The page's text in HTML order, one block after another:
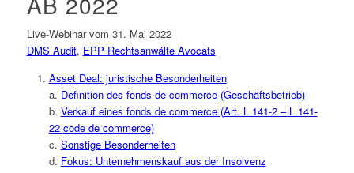
Live-Webinar vom 31. Mai 2022
DMS Audit, EPP Rechtsanwälte Avocats
Asset Deal: juristische Besonderheiten
a. Definition des fonds de commerce (Geschäftsbetrieb)
b. Verkauf eines fonds de commerce (Art. L 141-2 – L 141-
22 code de commerce)
c. Sonstige Besonderheiten
d. Fokus: Unternehmenskauf aus der Insolvenz